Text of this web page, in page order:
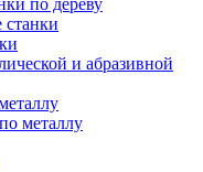
по дереву
и абразивной
металлу